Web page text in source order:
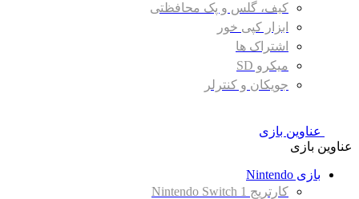
کیف، گلس و پک محافظتی
ابزار کپی خور
اشتراک ها
میکرو SD
جویکان و کنترلر
عناوین بازی
عناوین بازی
بازی Nintendo
کارتریج Nintendo Switch 1